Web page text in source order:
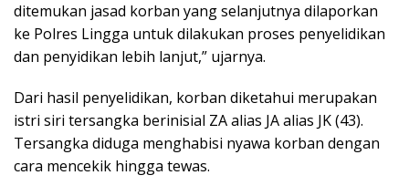
ditemukan jasad korban yang selanjutnya dilaporkan
ke Polres Lingga untuk dilakukan proses penyelidikan
dan penyidikan lebih lanjut,” ujarnya.
Dari hasil penyelidikan, korban diketahui merupakan
istri siri tersangka berinisial ZA alias JA alias JK (43).
Tersangka diduga menghabisi nyawa korban dengan
cara mencekik hingga tewas.